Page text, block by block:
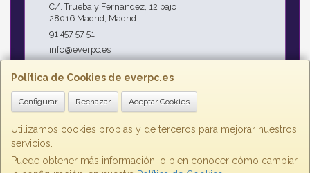
Política de Cookies de everpc.es
Configurar Rechazar Aceptar Cookies
Utilizamos cookies propias y de terceros para mejorar nuestros
servicios.
Puede obtener más información, o bien conocer cómo cambiar
C/. Trueba y Fernandez, 12 bajo
28016 Madrid Madrid
91 457 57 51
info@everpc.es
Horario
Horario continuo : Lunes a Jueves 09:00h - 19:00h, Viernes
09:00h - 14:00h